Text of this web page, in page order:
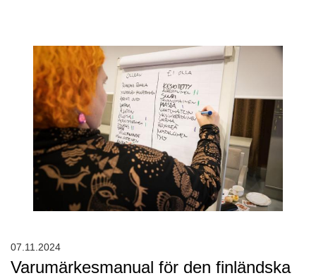
Varumärkesmanual för den finländska
07.11.2024